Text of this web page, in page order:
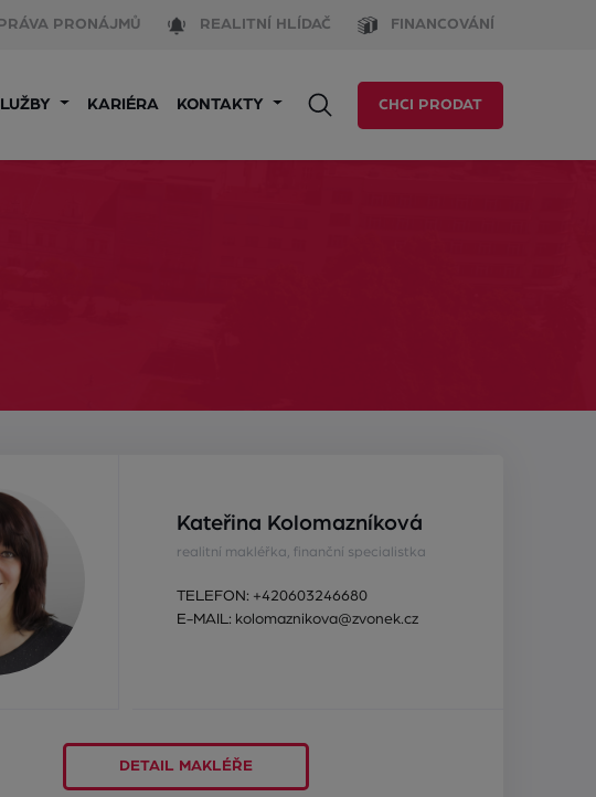
PRONÁJMŮ REALITNÍ HLÍDAČ FINANCOVÁNÍ
KARIÉRA KONTAKTY CHCI PRODAT
Kateřina Kolomazníková
realitní makléřka, finanční specialistka
TELEFON: +420603246680
E-MAIL: kolomaznikova@zvonek.cz
DETAIL MAKLÉŘE